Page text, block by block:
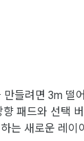
들려면 3m 떨
패드와 선택
는 새로운 레이